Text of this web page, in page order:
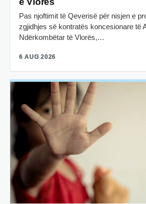
Pas njoftimit të Qeverisë për nisjen e
zgjidhjes së kontratës koncesionare të
Ndërkombëtar të Vlorës,…
6 AUG 2026